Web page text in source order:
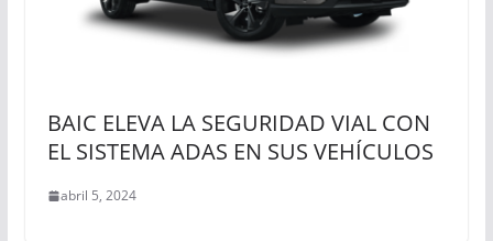
BAIC ELEVA LA SEGURIDAD VIAL CON
EL SISTEMA ADAS EN SUS VEHÍCULOS
abril 5, 2024